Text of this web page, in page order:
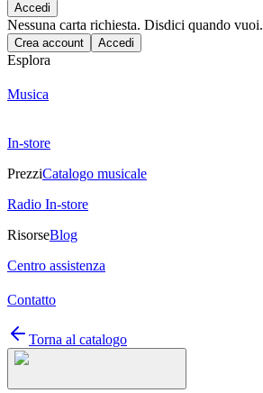
Accedi
Nessuna carta richiesta. Disdici quando vuoi.
Crea account Accedi
Esplora
Musica
In-store
PrezziCatalogo musicale
Radio In-store
RisorseBlog
Centro assistenza
Contatto
Torna al catalogo